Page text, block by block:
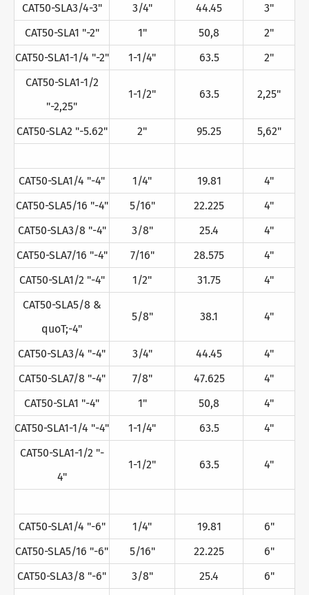
CAT50-SLA3/4-3"
3/4" 44.45
3"
CAT50-SLA1 "-2"
1" 50,8
2"
CAT50-SLA1-1/4 "-2"
1-1/4" 63.5
2"
CAT50-SLA1-1/2
"-2,25"
1-1/2" 63.5 2,25"
CAT50-SLA2 "-5.62" 2" 95.25 5,62"
CAT50-SLA1/4 "-4" 1/4" 19.81
4"
CAT50-SLA5/16 "-4"
5/16" 22.225
4"
CAT50-SLA3/8 "-4"
3/8" 25.4
4"
CAT50-SLA7/16 "-4"
7/16" 28.575
4"
CAT50-SLA1/2 "-4"
1/2" 31.75
4"
CAT50-SLA5/8 &
quoT;-4"
5/8" 38.1 4"
CAT50-SLA3/4 "-4" 3/4" 44.45
4"
CAT50-SLA7/8 "-4"
7/8" 47.625
4"
CAT50-SLA1 "-4"
1" 50,8
4"
CAT50-SLA1-1/4 "-4"
1-1/4" 63.5
4"
CAT50-SLA1-1/2 "-
4"
1-1/2" 63.5 4"
CAT50-SLA1/4 "-6" 1/4" 19.81
6"
CAT50-SLA5/16 "-6"
5/16" 22.225
6"
CAT50-SLA3/8 "-6"
3/8" 25.4
6"